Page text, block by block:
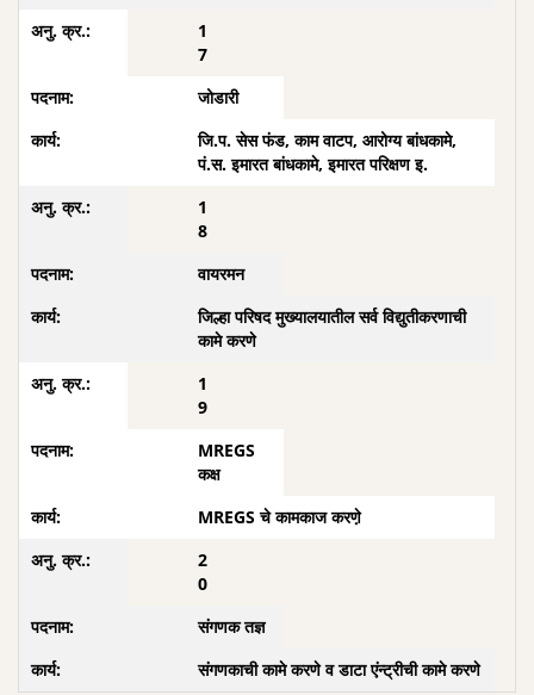
1
7
जोडारी
जि.प. सेस फंड, काम वाटप, आरोग्य बांधकामे,
पं.स. इमारत बांधकामे, इमारत परिक्षण इ.
1
8
वायरमन
जिल्हा परिषद मुख्यालयातील सर्व विद्युतीकरणाची
कामे करणे
1
9
MREGS
कक्ष
MREGS चे कामकाज करणे़
2
0
संगणक तज्ञ
संगणकाची कामे करणे व डाटा एंन्ट्रीची कामे करणे